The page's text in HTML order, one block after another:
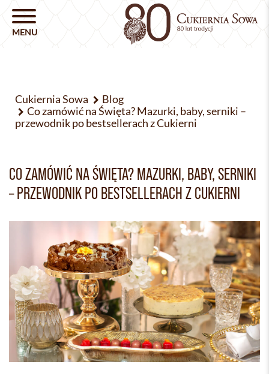
Cukiernia Sowa
Blog
Co zamówić na Święta? Mazurki, baby, serniki –
przewodnik po bestsellerach z Cukierni
CO ZAMÓWIĆ NA ŚWIĘTA? MAZURKI, BABY, SERNIKI
– PRZEWODNIK PO BESTSELLERACH Z CUKIERNI